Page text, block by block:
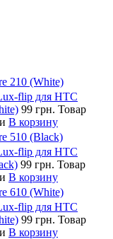
210 (White)
flip для HTC
99 грн. Товар
В корзину
510 (Black)
flip для HTC
99 грн. Товар
В корзину
610 (White)
flip для HTC
99 грн. Товар
В корзину